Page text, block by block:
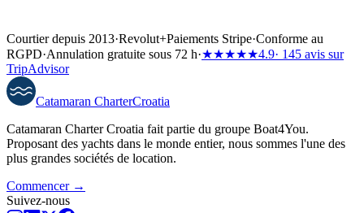
Courtier depuis 2013·Revolut+Paiements Stripe·Conforme au
RGPD·Annulation gratuite sous 72 h·★★★★★4.9· 145 avis sur
TripAdvisor
Catamaran CharterCroatia
Catamaran Charter Croatia fait partie du groupe Boat4You.
Proposant des yachts dans le monde entier, nous sommes l'une des
plus grandes sociétés de location.
Commencer →
Suivez-nous